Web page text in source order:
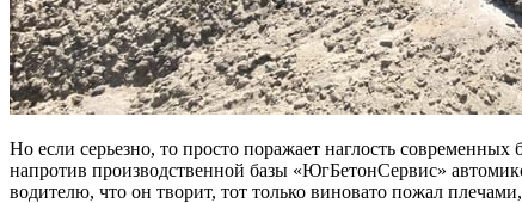
Но если серьезно, то просто поражает наглость
напротив производственной базы «ЮгБетонСервис»
водителю, что он творит, тот только виновато пожал